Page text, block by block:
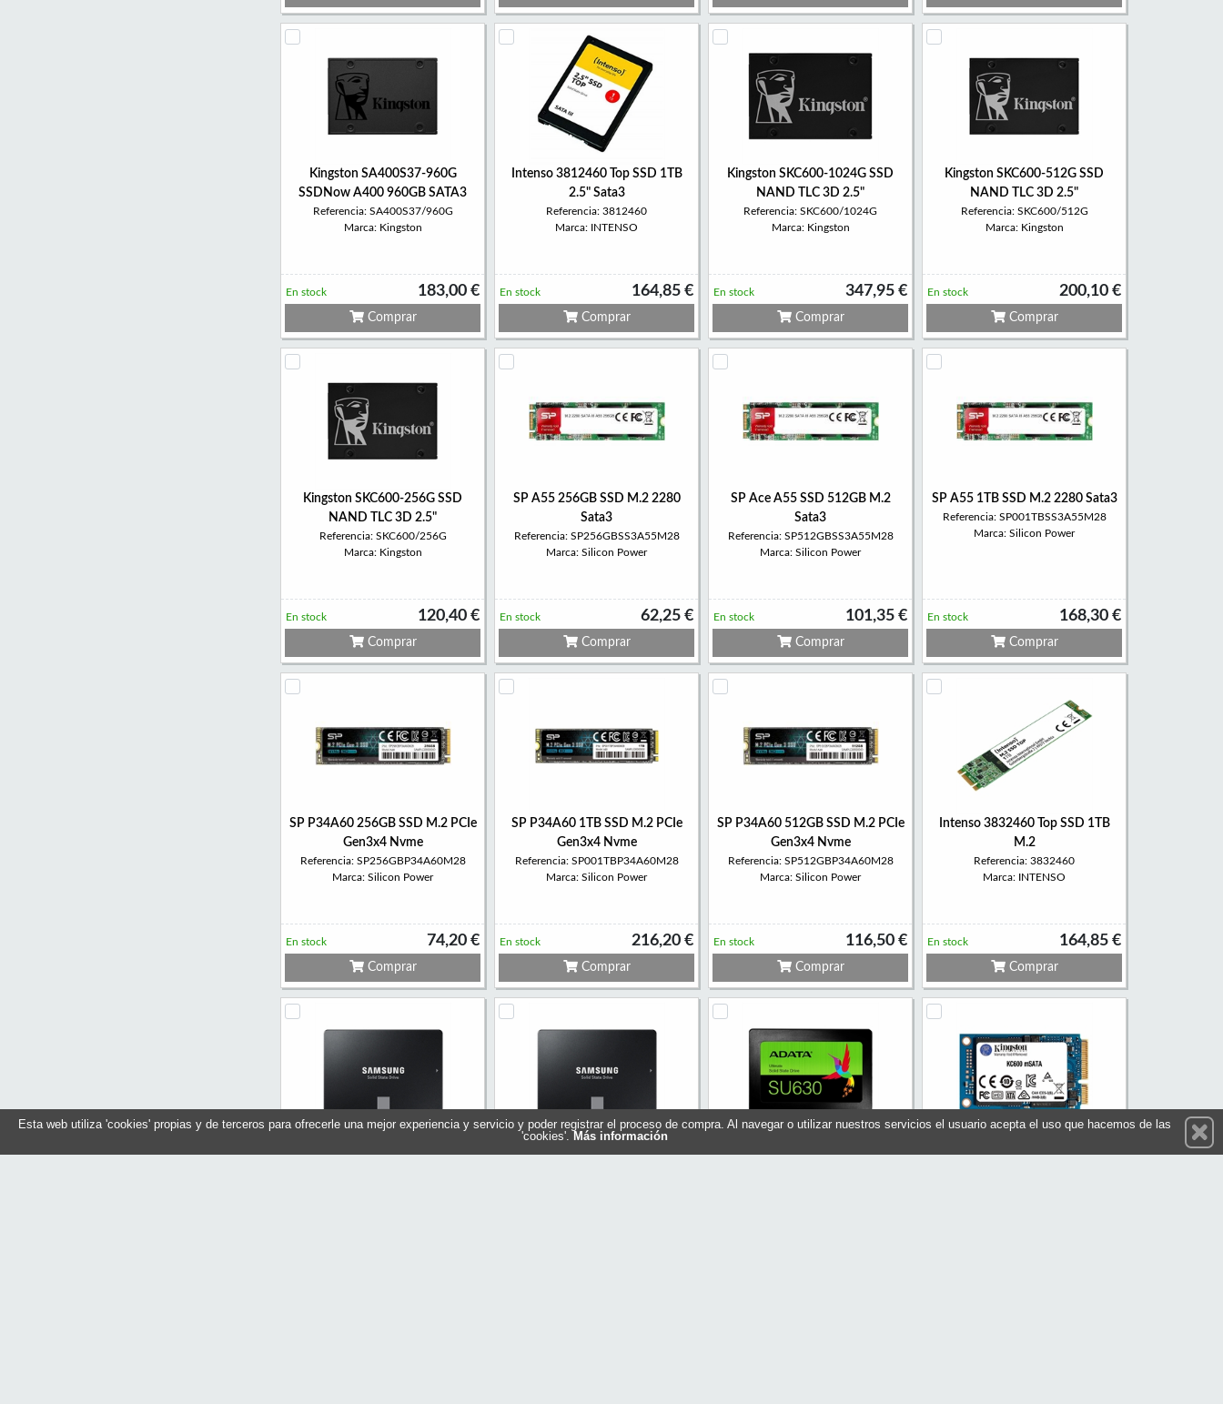
Kingston SA400S37-960G
SSDNow A400 960GB SATA3
Referencia: SA400S37/960G
Marca: Kingston
183,00 €
En stock
Comprar
Intenso 3812460 Top SSD 1TB
2.5" Sata3
Referencia: 3812460
Marca: INTENSO
164,85 €
En stock
Comprar
Kingston SKC600-1024G SSD
NAND TLC 3D 2.5"
Referencia: SKC600/1024G
Marca: Kingston
347,95 €
En stock
Comprar
Kingston SKC600-512G SSD
NAND TLC 3D 2.5"
Referencia: SKC600/512G
Marca: Kingston
200,10 €
En stock
Comprar
Kingston SKC600-256G SSD
NAND TLC 3D 2.5"
Referencia: SKC600/256G
Marca: Kingston
120,40 €
En stock
Comprar
SP A55 256GB SSD M.2 2280
Sata3
Referencia: SP256GBSS3A55M28
Marca: Silicon Power
62,25 €
En stock
Comprar
SP Ace A55 SSD 512GB M.2
Sata3
Referencia: SP512GBSS3A55M28
Marca: Silicon Power
101,35 €
En stock
Comprar
SP A55 1TB SSD M.2 2280 Sata3
Referencia: SP001TBSS3A55M28
Marca: Silicon Power
168,30 €
En stock
Comprar
SP P34A60 256GB SSD M.2 PCIe
Gen3x4 Nvme
Referencia: SP256GBP34A60M28
Marca: Silicon Power
74,20 €
En stock
Comprar
SP P34A60 1TB SSD M.2 PCIe
Gen3x4 Nvme
Referencia: SP001TBP34A60M28
Marca: Silicon Power
216,20 €
En stock
Comprar
SP P34A60 512GB SSD M.2 PCIe
Gen3x4 Nvme
Referencia: SP512GBP34A60M28
Marca: Silicon Power
116,50 €
En stock
Comprar
Intenso 3832460 Top SSD 1TB
M.2
Referencia: 3832460
Marca: INTENSO
164,85 €
En stock
Comprar
Esta web utiliza 'cookies' propias y de terceros para ofrecerle una mejor experiencia y servicio y poder registrar el proceso de compra. Al navegar o utilizar nuestros servicios el usuario acepta el uso que hacemos de las
'cookies'. Más información